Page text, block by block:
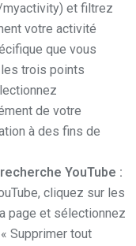
et filtrez
votre activité
que vous
trois points
de votre
à des fins de
YouTube :
cliquez sur les
page et sélectionnez
Supprimer tout